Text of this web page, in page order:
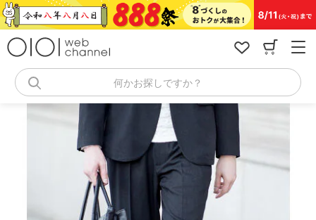
コ
ン
何かお探しですか？